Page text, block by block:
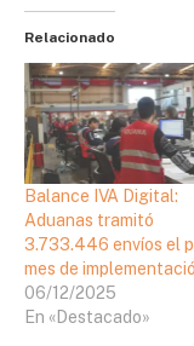
Relacionado
Balance IVA Digital:
Aduanas tramitó
3.733.446 envíos el
mes de
06/12/2025
En «Destacado»